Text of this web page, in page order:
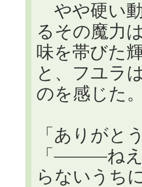
やや硬い
るその魔力
味を帯びた
と、フユラ
のを感じた。
「ありがと
「―――ねえ
らないうち